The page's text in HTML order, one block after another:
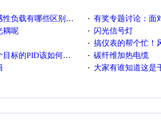
载有哪些区别？？？ · 有奖专题讨论：面对低压变频故
耦呢 · 闪光信号灯
· 搞仪表的帮个忙！风
的PID该如何控制呢 · 碳纤维加热电缆
· 大家有谁知道这是